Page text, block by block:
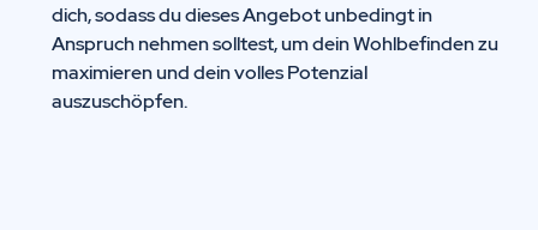
dich, sodass du dieses Angebot unbedingt in
Anspruch nehmen solltest, um dein Wohlbefinden zu
maximieren und dein volles Potenzial
auszuschöpfen.